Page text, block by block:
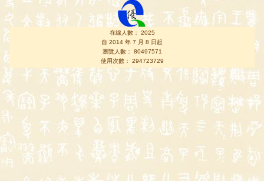
在線人數： 2025
自 2014 年 7 月 8 日起
瀏覽人數： 80497571
使用次數： 294723729